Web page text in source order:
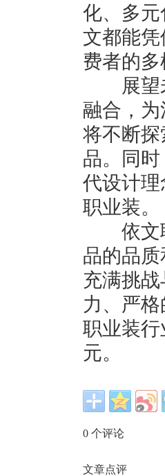
化、多
文都能
费者的多
展望未
融合，
将不断
品。同
代设计
职业装。
依文职
品的品
充满挑
力、严
职业装
元。
0 个评论
文章点评